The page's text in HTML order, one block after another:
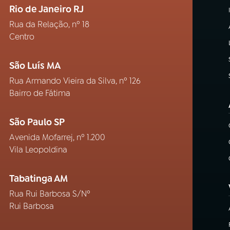
Rio de Janeiro RJ
Rua da Relação, nº 18
Centro
São Luís MA
Rua Armando Vieira da Silva, nº 126
Bairro de Fátima
São Paulo SP
Avenida Mofarrej, nº 1.200
Vila Leopoldina
Tabatinga AM
Rua Rui Barbosa S/Nº
Rui Barbosa